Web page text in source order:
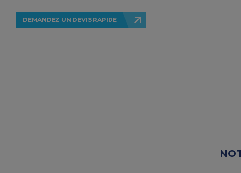
DEMANDEZ UN DEVIS RAPIDE